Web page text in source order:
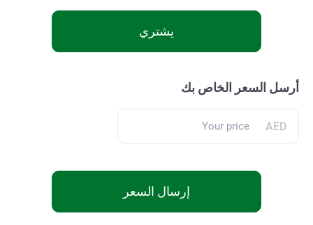
يشتري
أرسل السعر الخاص بك
AED
إرسال السعر